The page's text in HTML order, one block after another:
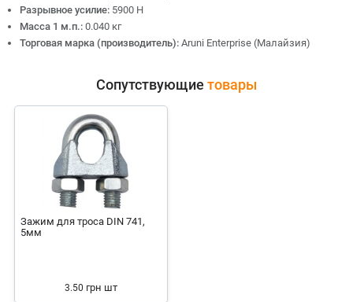
Разрывное усилие: 5900 Н
Масса 1 м.п.: 0.040 кг
Торговая марка (производитель): Aruni Enterprise (Малайзия)
Сопутствующие товары
Зажим для троса DIN 741,
5мм
3.50 грн шт